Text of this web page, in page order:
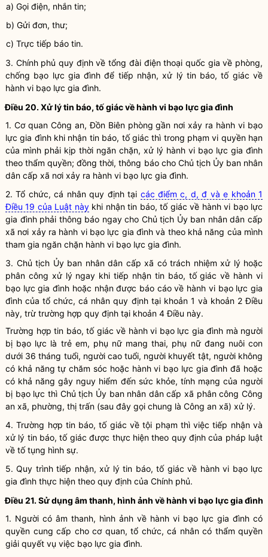
a) Gọi điện, nhắn tin;
b) Gửi đơn, thư;
c) Trực tiếp báo tin.
3. Chính phủ quy định về tổng đài điện thoại quốc gia về phòng,
chống bạo lực gia đình để tiếp nhận, xử lý tin báo, tố giác về
hành vi bạo lực gia đình.
Điều 20. Xử lý tin báo, tố giác vềhành vi bạo lực gia đình
1. Cơ quan Công an, Đồn Biên phòng gần nơi xảy ra hành vi bạo
lực gia đìnhkhi nhận tin báo, tố giác thì trong phạm vi quyềnhạn
của mình phải kịp thời ngăn chặn, xử lý hành vi bạo lực gia đình
theo thẩmquyền; đồng thời, thông báo cho Chủ tịch Ủy ban nhân
dân cấp xã nơi xảy ra hành vi bạo lực gia đình.
2. Tổ chức, cá nhân quy định tại các điểm c, d, đ và e khoản 1
Điều 19 của Luật nàykhi nhận tin báo, tố giác về hành vi bạo lực
gia đìnhphải thông báo ngay cho Chủ tịch Ủy ban nhân dân cấp
xã nơi xảy ra hành vi bạo lực gia đình và theo khả năng của mình
tham gia ngăn chặn hành vi bạo lực gia đình.
3. Chủ tịch Ủy ban nhân dân cấp xã có trách nhiệm xử lý hoặc
phân công xử lý ngay khi tiếp nhận tin báo, tố giác về hành vi
bạo lực gia đình hoặc nhận được báo cáo về hành vi bạo lực gia
đình của tổ chức, cá nhân quy định tại khoản 1 và khoản 2 Điều
này, trừ trường hợp quy định tại khoản 4 Điều này.
Trường hợp tin báo, tố giác về hành vi bạo lực gia đình mà người
bị bạo lực là trẻ em, phụ nữ mang thai, phụ nữ đang nuôi con
dưới 36 tháng tuổi, người cao tuổi, người khuyết tật, người không
có khả năng tự chăm sóc hoặc hành vi bạo lực gia đình đã hoặc
có khả năng gây nguy hiểm đến sức khỏe, tính mạng của người
bị bạo lực thì Chủ tịch Ủy ban nhân dâncấp xã phân công Công
an xã, phường, thị trấn (sau đây gọi chung là Công an xã) xử lý.
4. Trường hợp tin báo, tố giác về tội phạm thì việc tiếp nhận và
xử lý tin báo, tố giác được thực hiện theo quy định của pháp luật
về tố tụng hình sự.
5. Quy trình tiếp nhận, xử lý tin báo, tố giác về hành vi bạo lực
gia đình thực hiện theo quy định của Chính phủ.
Điều 21. Sử dụng âm thanh, hình ảnh vềhành vi bạo lực gia đình
1. Người có âm thanh, hình ảnh về hành vi bạo lực gia đình có
quyền cung cấp cho cơ quan, tổ chức, cá nhân có thẩm quyền
giải quyết vụ việc bạo lực gia đình.